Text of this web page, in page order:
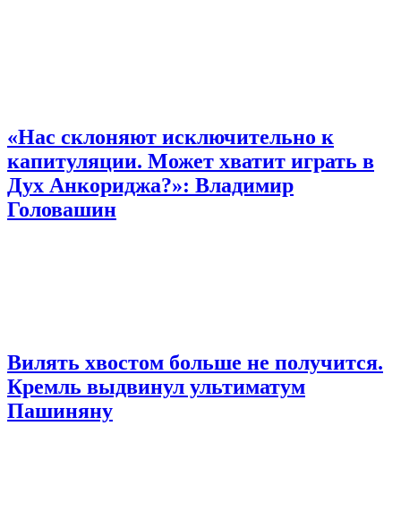
«Нас склоняют исключительно к
капитуляции. Может хватит играть в
Дух Анкориджа?»: Владимир
Головашин
Вилять хвостом больше не получится.
Кремль выдвинул ультиматум
Пашиняну